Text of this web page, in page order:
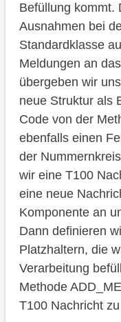
Befüllung kommt.
Ausnahmen bei
Standardklasse
Meldungen an
übergeben wir
neue Struktur als
Code von der
ebenfalls einen
der
wir eine T100
eine neue
Komponente an
Dann definieren
Platzhaltern, die
Verarbeitung
Methode
T100 Nachricht